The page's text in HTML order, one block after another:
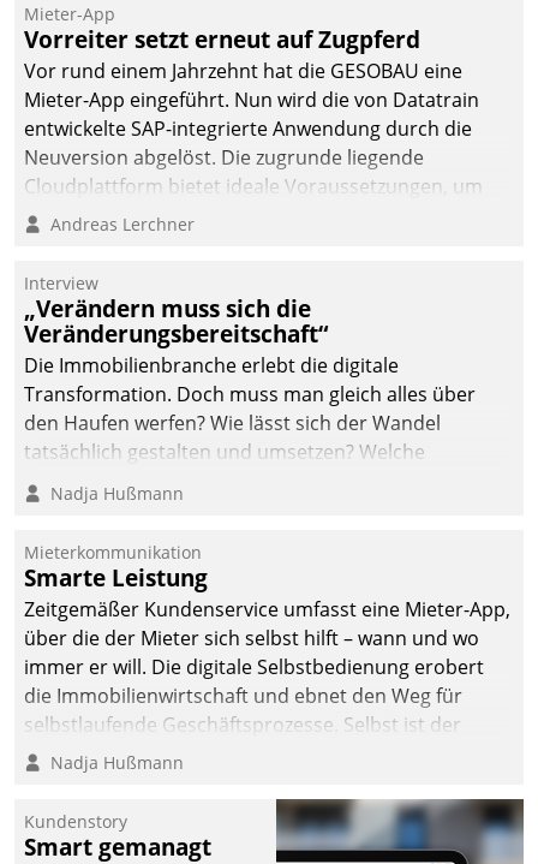
Mieter-App
Vorreiter setzt erneut auf Zugpferd
Vor rund einem Jahrzehnt hat die GESOBAU eine
Mieter-App eingeführt. Nun wird die von Datatrain
entwickelte SAP-integrierte Anwendung durch die
Neuversion abgelöst. Die zugrunde liegende
Cloudplattform bietet ideale Voraussetzungen, um
die Funktionalität der App zu erweitern und weitere
integrieren.
Andreas Lerchner
Interview
„Verändern muss sich die
Veränderungsbereitschaft“
Die Immobilienbranche erlebt die digitale
Transformation. Doch muss man gleich alles über
den Haufen werfen? Wie lässt sich der Wandel
tatsächlich gestalten und umsetzen? Welche
Argumente zählen wirklich?
Nadja Hußmann
Mieterkommunikation
Smarte Leistung
Zeitgemäßer Kundenservice umfasst eine Mieter-App,
über die der Mieter sich selbst hilft – wann und wo
immer er will. Die digitale Selbstbedienung erobert
die Immobilienwirtschaft und ebnet den Weg für
selbstlaufende Geschäftsprozesse. Selbst ist der
Kunde und smart der Serviceanbieter.
Nadja Hußmann
Kundenstory
Smart gemanagt